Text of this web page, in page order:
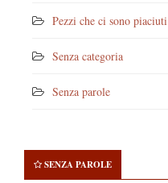
Pezzi che ci sono piaciuti
Senza categoria
Senza parole
SENZA PAROLE